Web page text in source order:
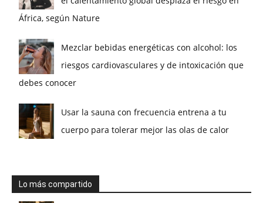
África, según Nature
Mezclar bebidas energéticas con alcohol: los
riesgos cardiovasculares y de intoxicación que
debes conocer
Usar la sauna con frecuencia entrena a tu
cuerpo para tolerar mejor las olas de calor
Lo más compartido